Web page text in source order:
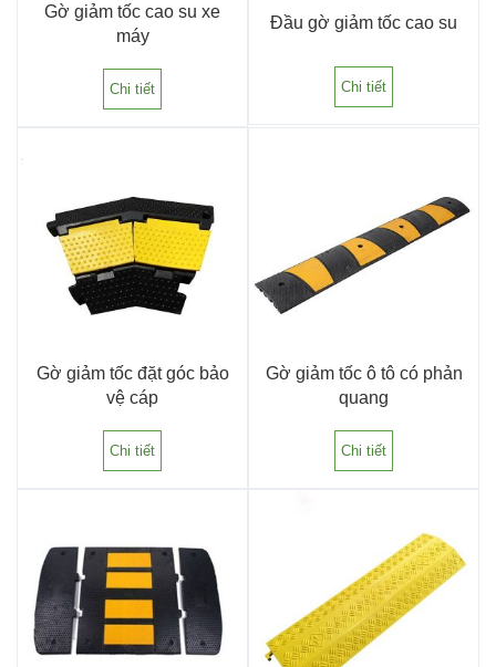
Gờ giảm tốc cao su xe
máy
Chi tiết
Đầu gờ giảm tốc cao su
Chi tiết
Gờ giảm tốc đặt góc bảo
vệ cáp
Chi tiết
Gờ giảm tốc ô tô có phản
quang
Chi tiết